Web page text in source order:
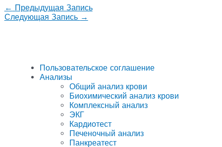
← Предыдущая Запись
Следующая Запись →
Пользовательское соглашение
Анализы
Общий анализ крови
Биохимический анализ крови
Комплексный анализ
ЭКГ
Кардиотест
Печеночный анализ
Панкреатест